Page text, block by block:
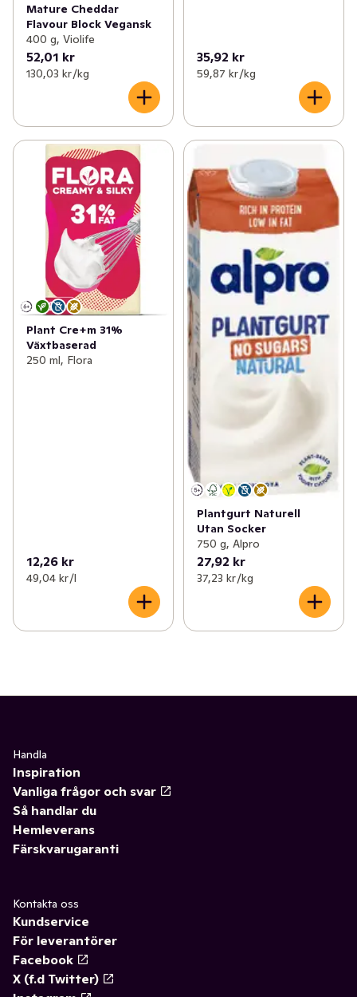
Mature Cheddar
Flavour Block Vegansk
400 g, Violife
52,01 kr
130,03 kr /kg
35,92 kr
59,87 kr /kg
Plant Cre+m 31%
Växtbaserad
250 ml, Flora
12,26 kr
49,04 kr /l
Plantgurt Naturell
Utan Socker
750 g, Alpro
27,92 kr
37,23 kr /kg
Handla
Inspiration
Vanliga frågor och svar
Så handlar du
Hemleverans
Färskvarugaranti
Kontakta oss
Kundservice
För leverantörer
Facebook
X (f.d Twitter)